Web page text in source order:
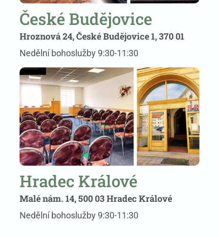
České Budějovice
Hroznová 24, České Budějovice 1, 370 01
Nedělní bohoslužby 9:30-11:30
Hradec Králové
Malé nám. 14, 500 03 Hradec Králové
Nedělní bohoslužby 9:30-11:30